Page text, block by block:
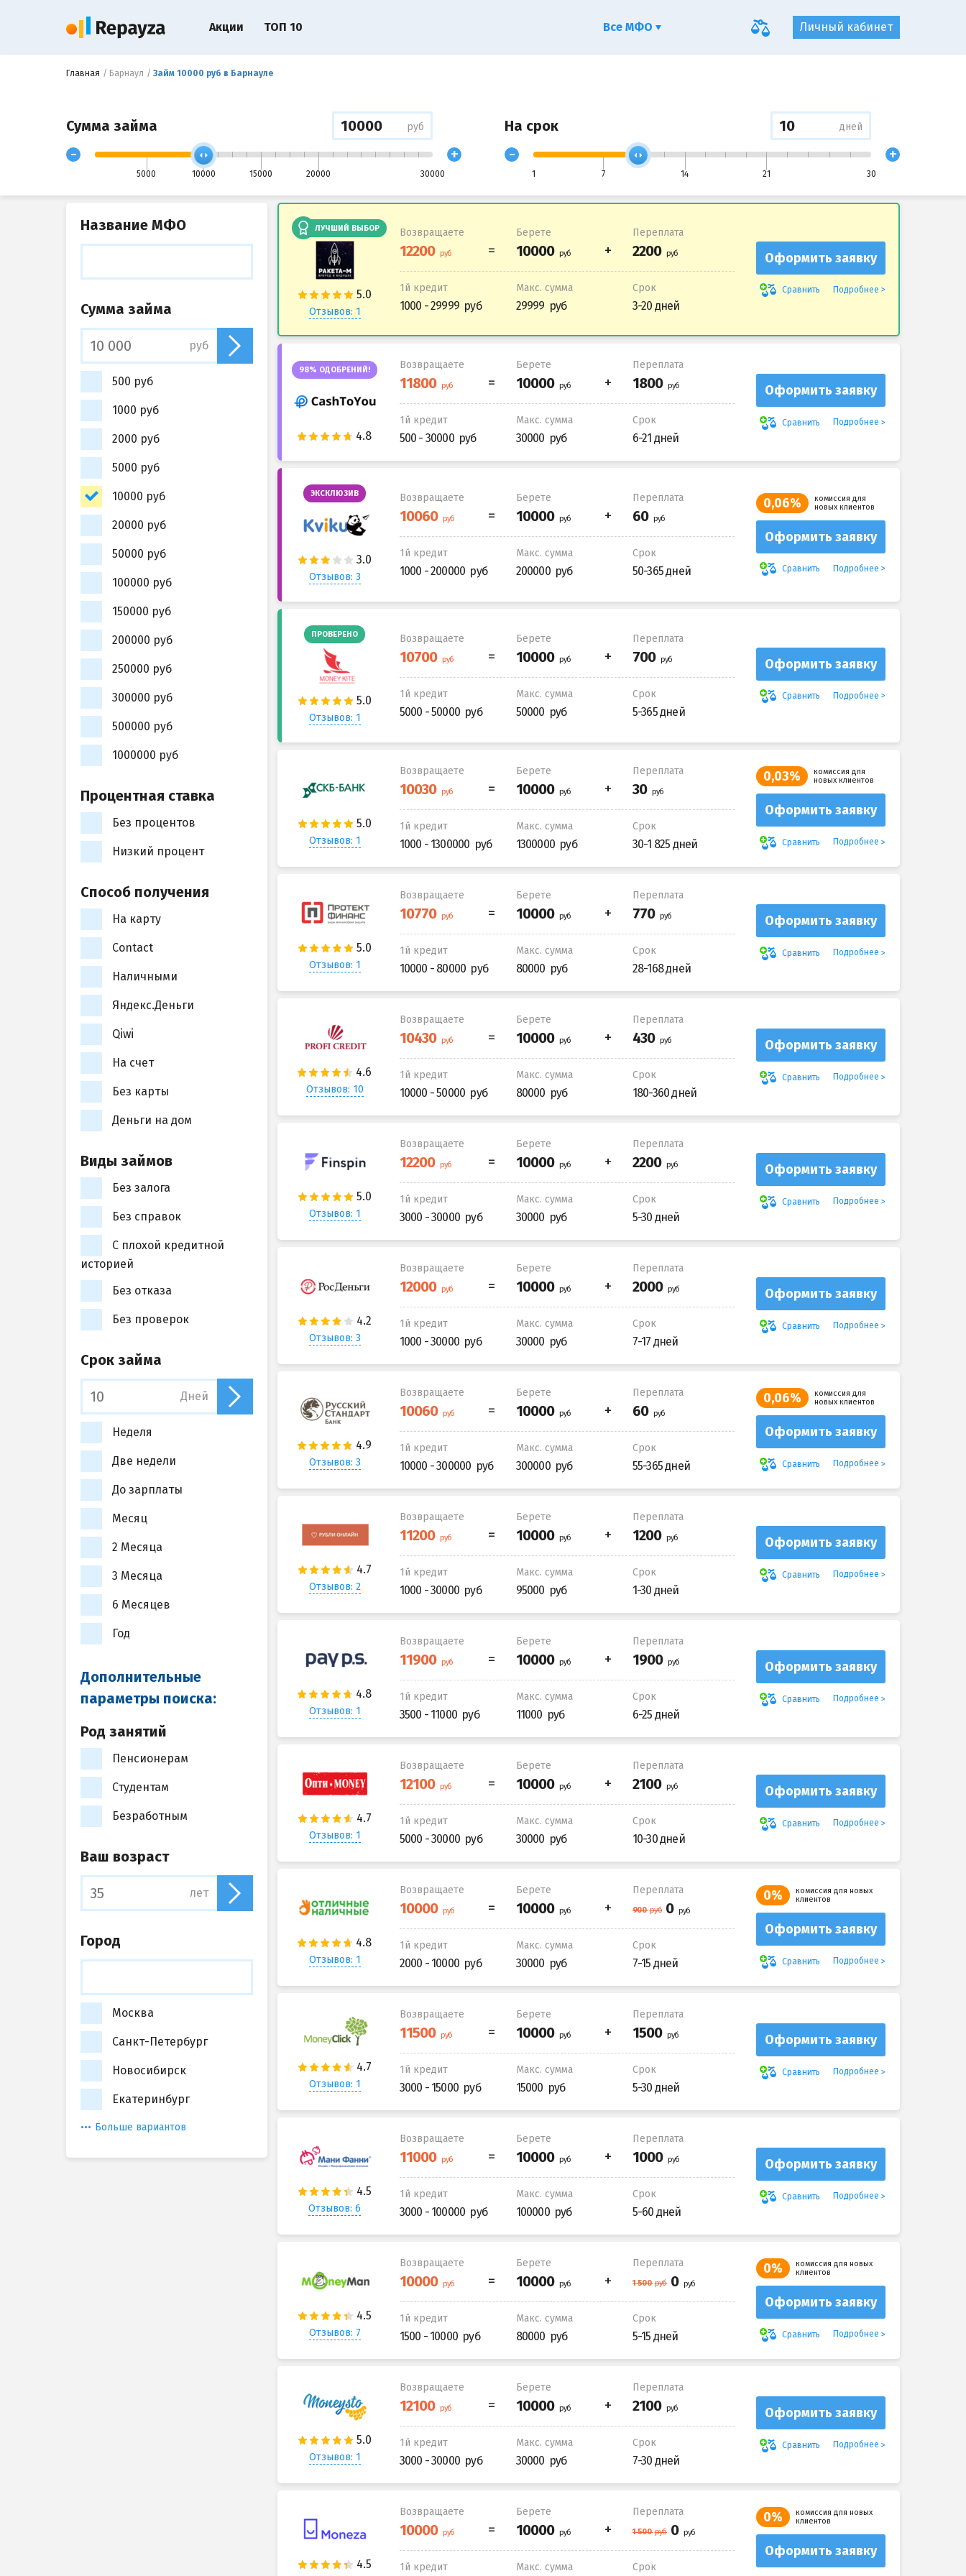
Главная Барнаул Займ 10000 руб в Барнауле
Сумма займа руб
-
5000 10000 15000 20000 30000
+
На срок дней
-
1 7 14 21 30
+
ЛУЧШИЙ ВЫБОР
Отзывов: 1
Возвращаете Берете Переплата
1й кредит
1000 - 29999
Макс. сумма
29999
Срок
3-20 дней
Оформить заявку
Сравнить Подробнее
98% ОДОБРЕНИЙ! Возвращаете Берете Переплата
1й кредит
500 - 30000
Макс. сумма
30000
Срок
6-21 дней
Оформить заявку
Сравнить Подробнее
ЭКСКЛЮЗИВ
Отзывов: 3
Возвращаете Берете Переплата
1й кредит
1000 - 200000
Макс. сумма
200000
Срок
50-365 дней
0,06%
комиссия для
новых клиентов
Оформить заявку
Сравнить Подробнее
ПРОВЕРЕНО
Отзывов: 1
Возвращаете Берете Переплата
1й кредит
5000 - 50000
Макс. сумма
50000
Срок
5-365 дней
Оформить заявку
Сравнить Подробнее
Отзывов: 1
Возвращаете Берете Переплата
1й кредит
1000 - 1300000
Макс. сумма
1300000
Срок
30-1 825 дней
0,03%
комиссия для
новых клиентов
Оформить заявку
Сравнить Подробнее
Отзывов: 1
Возвращаете Берете Переплата
1й кредит
10000 - 80000
Макс. сумма
80000
Срок
28-168 дней
Оформить заявку
Сравнить Подробнее
Отзывов: 10
Возвращаете Берете Переплата
1й кредит
10000 - 50000
Макс. сумма
80000
Срок
180-360 дней
Оформить заявку
Сравнить Подробнее
Отзывов: 1
Возвращаете Берете Переплата
1й кредит
3000 - 30000
Макс. сумма
30000
Срок
5-30 дней
Оформить заявку
Сравнить Подробнее
Отзывов: 3
Возвращаете Берете Переплата
1й кредит
1000 - 30000
Макс. сумма
30000
Срок
7-17 дней
Оформить заявку
Сравнить Подробнее
Отзывов: 3
Возвращаете Берете Переплата
1й кредит
10000 - 300000
Макс. сумма
300000
Срок
55-365 дней
0,06%
комиссия для
новых клиентов
Оформить заявку
Сравнить Подробнее
Отзывов: 2
Возвращаете Берете Переплата
1й кредит
1000 - 30000
Макс. сумма
95000
Срок
1-30 дней
Оформить заявку
Сравнить Подробнее
Отзывов: 1
Возвращаете Берете Переплата
1й кредит
3500 - 11000
Макс. сумма
11000
Срок
6-25 дней
Оформить заявку
Сравнить Подробнее
Отзывов: 1
Возвращаете Берете Переплата
1й кредит
5000 - 30000
Макс. сумма
30000
Срок
10-30 дней
Оформить заявку
Сравнить Подробнее
Отзывов: 1
Возвращаете Берете Переплата
1й кредит
2000 - 10000
Макс. сумма
30000
Срок
7-15 дней
0%
комиссия для новых
клиентов
Оформить заявку
Сравнить Подробнее
Отзывов: 1
Возвращаете Берете Переплата
1й кредит
3000 - 15000
Макс. сумма
15000
Срок
5-30 дней
Оформить заявку
Сравнить Подробнее
Отзывов: 6
Возвращаете Берете Переплата
1й кредит
3000 - 100000
Макс. сумма
100000
Срок
5-60 дней
Оформить заявку
Сравнить Подробнее
Отзывов: 7
Возвращаете Берете Переплата
1й кредит
1500 - 10000
Макс. сумма
80000
Срок
5-15 дней
0%
комиссия для новых
клиентов
Оформить заявку
Сравнить Подробнее
Отзывов: 1
Возвращаете Берете Переплата
1й кредит
3000 - 30000
Макс. сумма
30000
Срок
7-30 дней
Оформить заявку
Сравнить Подробнее
Возвращаете Берете Переплата
1й кредит Макс. сумма Срок
0%
комиссия для новых
клиентов
Оформить заявку
Название МФО
Сумма займа
руб
500 руб
1000 руб
2000 руб
5000 руб
10000 руб
20000 руб
50000 руб
100000 руб
150000 руб
200000 руб
250000 руб
300000 руб
500000 руб
1000000 руб
Процентная ставка
Без процентов
Низкий процент
Способ получения
На карту
Contact
Наличными
Яндекс.Деньги
Qiwi
На счет
Без карты
Деньги на дом
Виды займов
Без залога
Без справок
С плохой кредитной
историей
Без отказа
Без проверок
Срок займа
Дней
Неделя
Две недели
До зарплаты
Месяц
2 Месяца
3 Месяца
6 Месяцев
Год
Дополнительные
параметры поиска:
Род занятий
Пенсионерам
Студентам
Безработным
Ваш возраст
лет
Город
Москва
Санкт-Петербург
Новосибирск
Екатеринбург
Больше вариантов
Личный кабинет
Акции ТОП 10 Все МФО